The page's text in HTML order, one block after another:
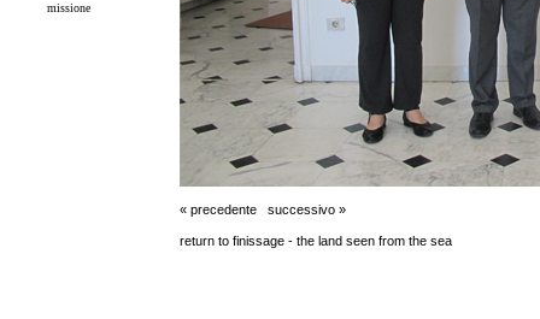
missione
« precedente successivo »
return to finissage - the land seen from the sea